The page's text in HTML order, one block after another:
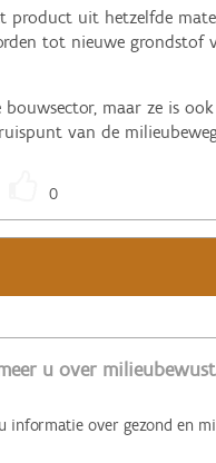
product uit hetzelfde
tot nieuwe
maar ze is
van de
0
u over